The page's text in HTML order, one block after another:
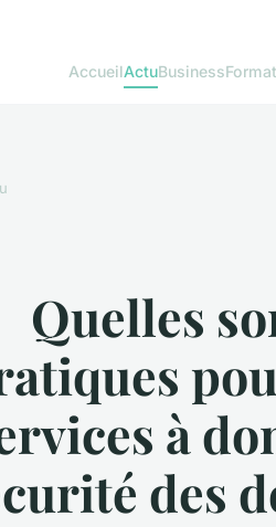
AccueilActuBusiness
Quelles
à
des